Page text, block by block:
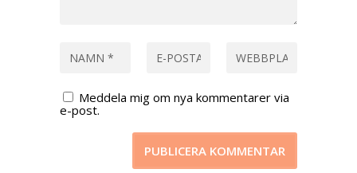
Meddela mig om nya kommentarer via
e-post.